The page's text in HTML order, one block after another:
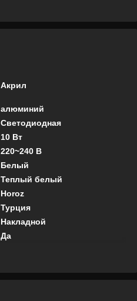
Акрил
алюминий
Светодиодная
10 Вт
220~240 В
Белый
Теплый белый
Horoz
Турция
Накладной
Да